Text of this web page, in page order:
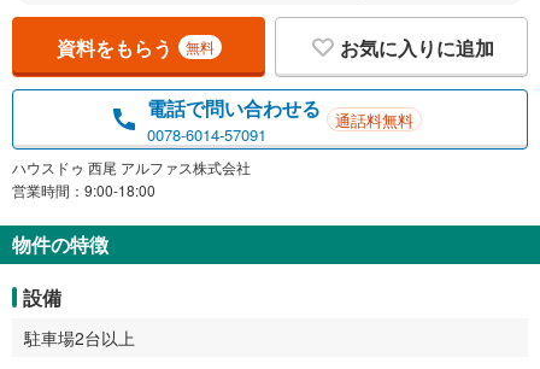
資料をもらう 無料 お気に入りに追加
電話で問い合わせる
0078-6014-57091
通話料無料
ハウスドゥ 西尾 アルファス株式会社
営業時間：9:00-18:00
物件の特徴
設備
駐車場2台以上